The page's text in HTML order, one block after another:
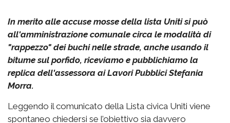
In merito alle accuse mosse della lista Uniti si può
all'amministrazione comunale circa le modalità di
"rappezzo" dei buchi nelle strade, anche usando il
bitume sul porfido, riceviamo e pubblichiamo la
replica dell'assessora ai Lavori Pubblici Stefania
Morra.
Leggendo il comunicato della Lista civica Uniti viene
spontaneo chiedersi se l’obiettivo sia davvero